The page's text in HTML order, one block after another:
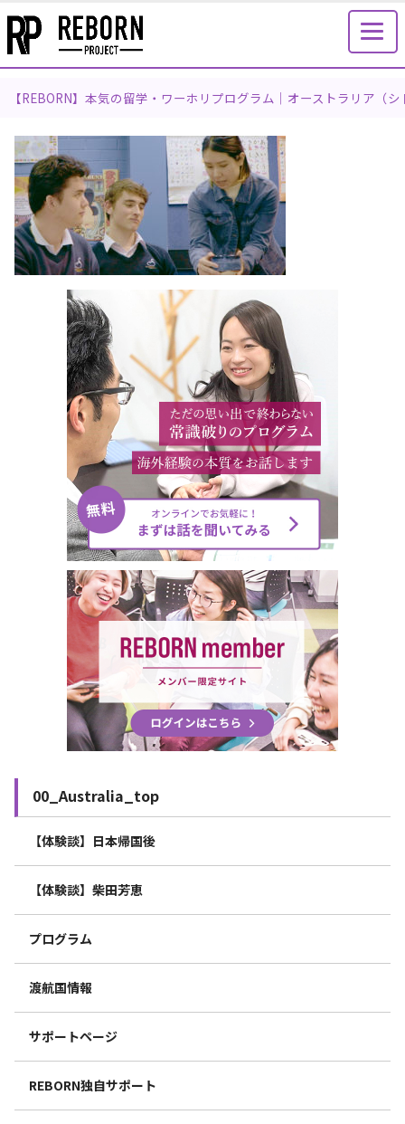
【REBORN】本気の留学・ワーホリプログラム｜オーストラリア（
00_Australia_top
【体験談】日本帰国後
【体験談】柴田芳恵
プログラム
渡航国情報
サポートページ
REBORN独自サポート